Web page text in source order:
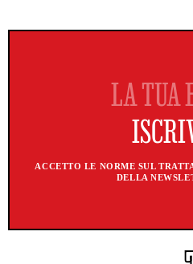
ACCETTO LE NORME SUL
DELLA